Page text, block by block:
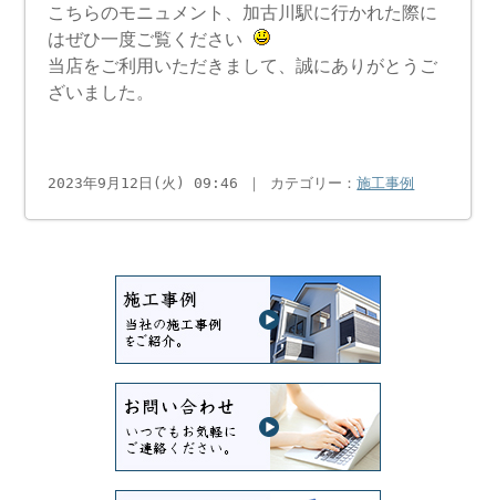
こちらのモニュメント、加古川駅に行かれた際に
はぜひ一度ご覧ください
当店をご利用いただきまして、誠にありがとうご
ざいました。
2023年9月12日(火) 09:46 ｜ カテゴリー：施工事例